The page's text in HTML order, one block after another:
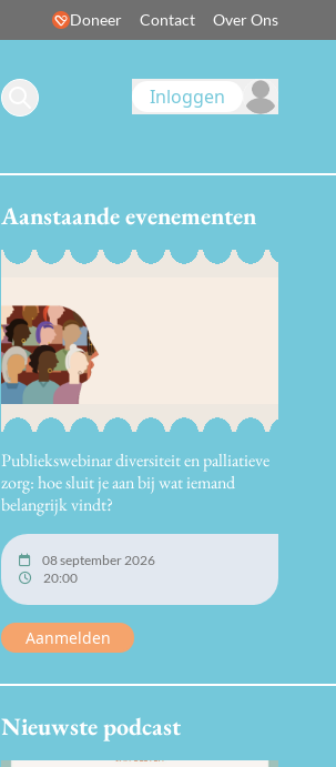
Doneer Contact Over Ons
Inloggen
Aanstaande evenementen
Publiekswebinar diversiteit en palliatieve
zorg: hoe sluit je aan bij wat iemand
belangrijk vindt?
08 september 2026
20:00
Aanmelden
Nieuwste podcast